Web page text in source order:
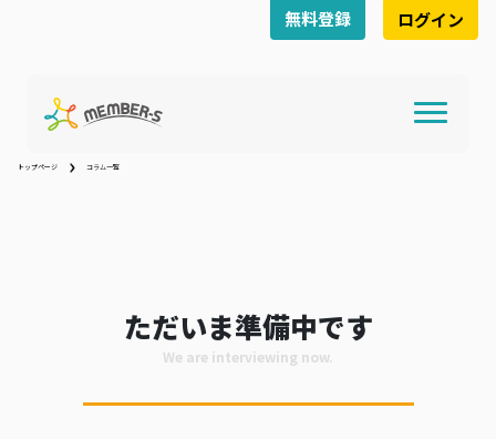
無料登録 ログイン
トップページ コラム一覧
ただいま準備中です
We are interviewing now.